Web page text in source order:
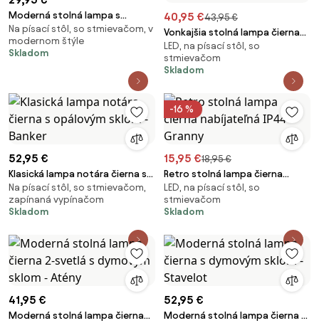
Moderná stolná lampa s
textilným tienidlom čierna so
zlatom - VT 1
Na písací stôl, so stmievačom, v
modernom štýle
Skladom
40,95 €43,95 €
Vonkajšia stolná lampa čierna
nabíjateľná 3-stupňovo
stmievateľná - Keira
LED, na písací stôl, so
stmievačom
Skladom
52,95 €
Klasická lampa notára čierna s
opálovým sklom - Banker
Na písací stôl, so stmievačom,
zapínaná vypínačom
Skladom
-16 %
15,95 €18,95 €
Retro stolná lampa čierna
nabíjateľná IP44 - Granny
LED, na písací stôl, so
stmievačom
Skladom
41,95 €
Moderná stolná lampa čierna
52,95 €
Moderná stolná lampa čierna s